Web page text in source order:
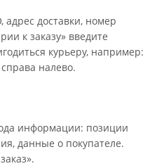
доставки, номер
к заказу» введите
курьеру, например:
налево.
информации: позиции
данные о покупателе.